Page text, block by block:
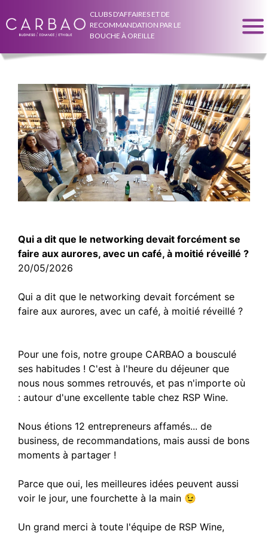
CLUBS D'AFFAIRES ET DE
RECOMMANDATION PAR LE
BOUCHE À OREILLE
Qui a dit que le networking devait forcément se
faire aux aurores, avec un café, à moitié réveillé ?
20/05/2026
Qui a dit que le networking devait forcément se
faire aux aurores, avec un café, à moitié réveillé ?
Pour une fois, notre groupe CARBAO a bousculé
ses habitudes ! C'est à l'heure du déjeuner que
nous nous sommes retrouvés, et pas n'importe où
: autour d'une excellente table chez RSP Wine.
Nous étions 12 entrepreneurs affamés... de
business, de recommandations, mais aussi de bons
moments à partager !
Parce que oui, les meilleures idées peuvent aussi
voir le jour, une fourchette à la main 😉
Un grand merci à toute l'équipe de RSP Wine,